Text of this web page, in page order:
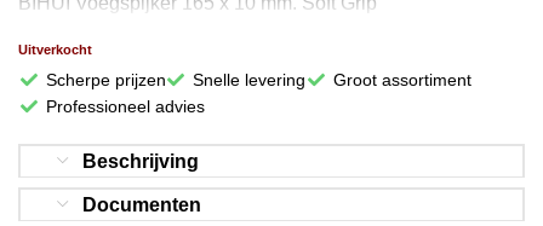
Uitverkocht
Scherpe prijzen Snelle levering
Groot assortiment
Professioneel advies
Beschrijving
Documenten